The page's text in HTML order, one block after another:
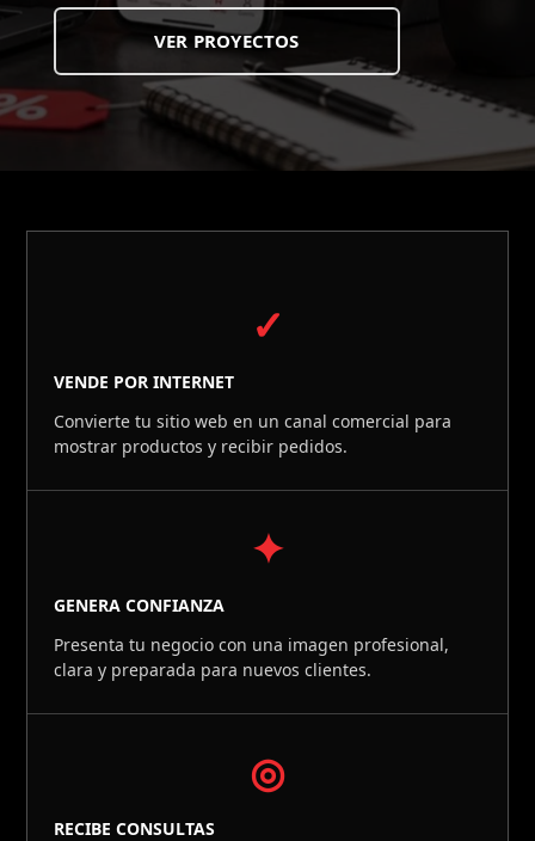
VER PROYECTOS
✓
VENDE POR INTERNET
Convierte tu sitio web en un canal comercial para
mostrar productos y recibir pedidos.
✦
GENERA CONFIANZA
Presenta tu negocio con una imagen profesional,
clara y preparada para nuevos clientes.
◎
RECIBE CONSULTAS